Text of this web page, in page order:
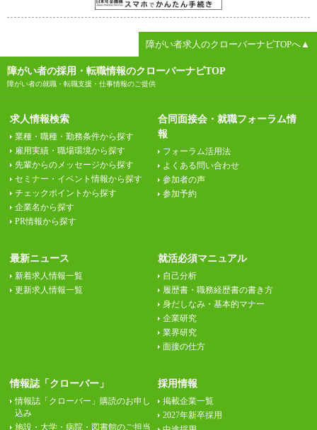
障がい者求人のクローバーナビTOPへ▲
障がい者の採用・転職情報のクローバーナビTOP
障がい者の就職・転職支援・仕事情報のご提供
求人情報検索
業種・職種・勤務条件から探す
雇用実績・職場環境から探す
先輩からのメッセージから探す
セミナー・イベント情報から探す
チェックポイントから探す
企業名から探す
PR情報から探す
合同面接会・就職フォーラム情
報
フォーラム活用法
よくある問い合わせ
参加者の声
参加予約
最新ニュース
新着求人情報一覧
更新求人情報一覧
就活必須マニュアル
自己分析
履歴書・職務経歴書の書き方
身だしなみ・基本的マナー
企業研究
業界研究
面接の仕方
情報誌「クローバー」
情報誌「クローバー」購読のお申し
込み
施設・大学・病院・図書館のご担当
採用情報
掲載企業一覧
2027年新卒採用